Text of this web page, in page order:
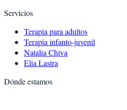
Servicios
Terapia para adultos
Terapia infanto-juvenil
Natalia Chiva
Elia Lastra
Dónde estamos